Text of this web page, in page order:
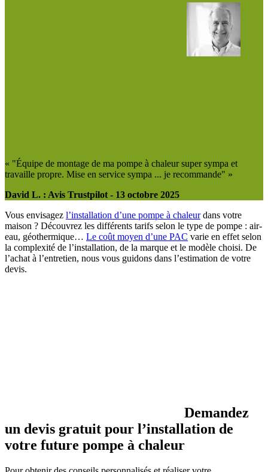
« "Équipe de montage de ma pompe à chaleur super sympa et
travaille propre. Mise en service sympa ... je recommande" »
David L. : Avis Trustpilot - 13 octobre 2025
Vous envisagez l’installation d’une pompe à chaleurdans votre
maison ? Découvrez les différents tarifs selon le type de pompe : air-
eau, géothermique… Le coût moyen d’une PAC varie en effet selon
la complexité de l’installation, de la marque et le modèle choisi. De
l’achat à l’entretien, nous vous guidons dans l’estimation de votre
devis.
Demandez
un devis gratuit pour l’installation de
votre future pompe à chaleur